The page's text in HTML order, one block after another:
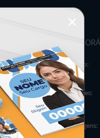
Horário:
Telefones:
Mensagens: